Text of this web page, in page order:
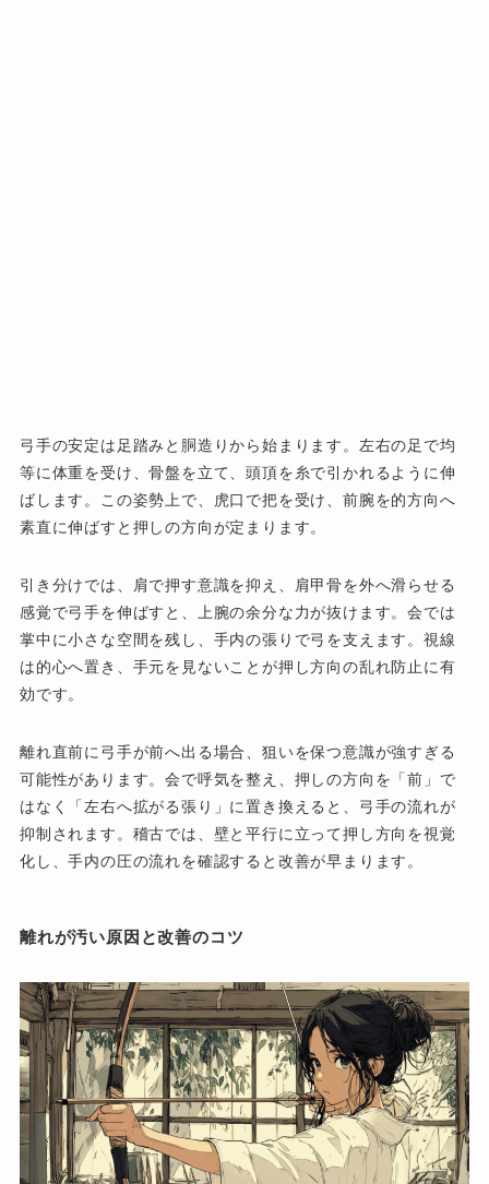
弓手の安定は足踏みと胴造りから始まります。左右の足で均
等に体重を受け、骨盤を立て、頭頂を糸で引かれるように伸
ばします。この姿勢上で、虎口で把を受け、前腕を的方向へ
素直に伸ばすと押しの方向が定まります。
引き分けでは、肩で押す意識を抑え、肩甲骨を外へ滑らせる
感覚で弓手を伸ばすと、上腕の余分な力が抜けます。会では
掌中に小さな空間を残し、手内の張りで弓を支えます。視線
は的心へ置き、手元を見ないことが押し方向の乱れ防止に有
効です。
離れ直前に弓手が前へ出る場合、狙いを保つ意識が強すぎる
可能性があります。会で呼気を整え、押しの方向を「前」で
はなく「左右へ拡がる張り」に置き換えると、弓手の流れが
抑制されます。稽古では、壁と平行に立って押し方向を視覚
化し、手内の圧の流れを確認すると改善が早まります。
離れが汚い原因と改善のコツ